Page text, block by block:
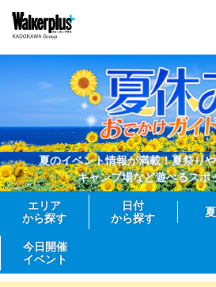
夏のイベント情報が満載！夏祭り
キャンプ場など遊べるスポ
エリア
から探す
日付
から探す
今日開催
イベント